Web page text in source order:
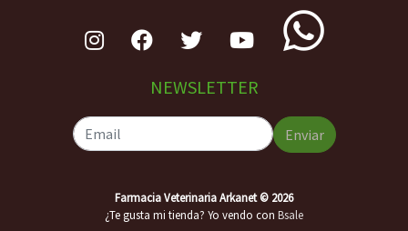
NEWSLETTER
Enviar
Farmacia Veterinaria Arkanet © 2026
¿Te gusta mi tienda? Yo vendo con Bsale